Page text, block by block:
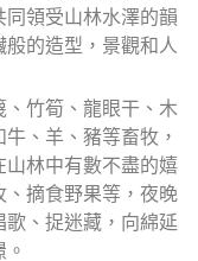
領受山林水澤的韻
的造型，景觀和人
竹筍、龍眼干、木
、羊、豬等畜牧，
林中有數不盡的嬉
摘食野果等，夜晚
、捉迷藏，向綿延